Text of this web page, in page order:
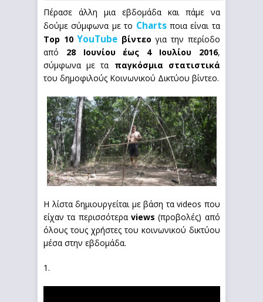
Πέρασε άλλη μια εβδομάδα και πάμε να
δούμε σύμφωνα με το Chartsποια είναι τα
Top 10YouTube βίντεο για την περίοδο
από 28 Ιουνίου έως 4 Ιουλίου 2016,
σύμφωνα με τα παγκόσμια στατιστικά
του δημοφιλούς Κοινωνικού Δικτύου βίντεο.
Η λίστα δημιουργείται με βάση τα videos που
είχαν τα περισσότεραviews (προβολές) από
όλους τους χρήστες του κοινωνικού δικτύου
μέσα στην εβδομάδα.
1.